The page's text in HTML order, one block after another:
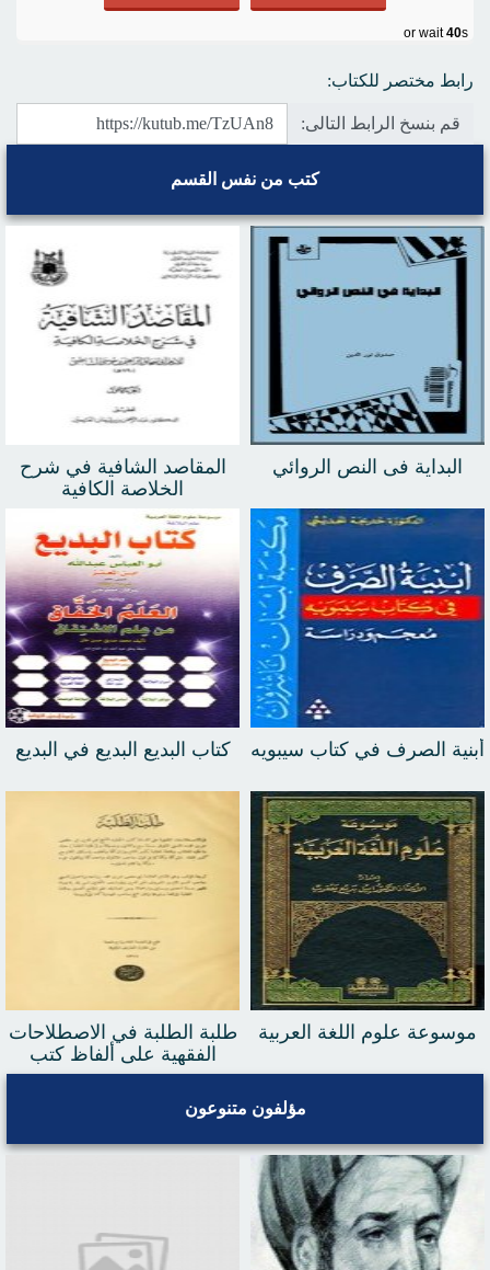
or wait40s
رابط مختصر للكتاب:
قم بنسخ الرابط التالى:
كتب من نفس القسم
البداية فى النص الروائي
المقاصد الشافية في شرح
الخلاصة الكافية
أبنية الصرف في كتاب سيبويه كتاب البديع البديع في البديع
موسوعة علوم اللغة العربية
طلبة الطلبة في الاصطلاحات
الفقهية على ألفاظ كتب
الحنفية
مؤلفون متنوعون